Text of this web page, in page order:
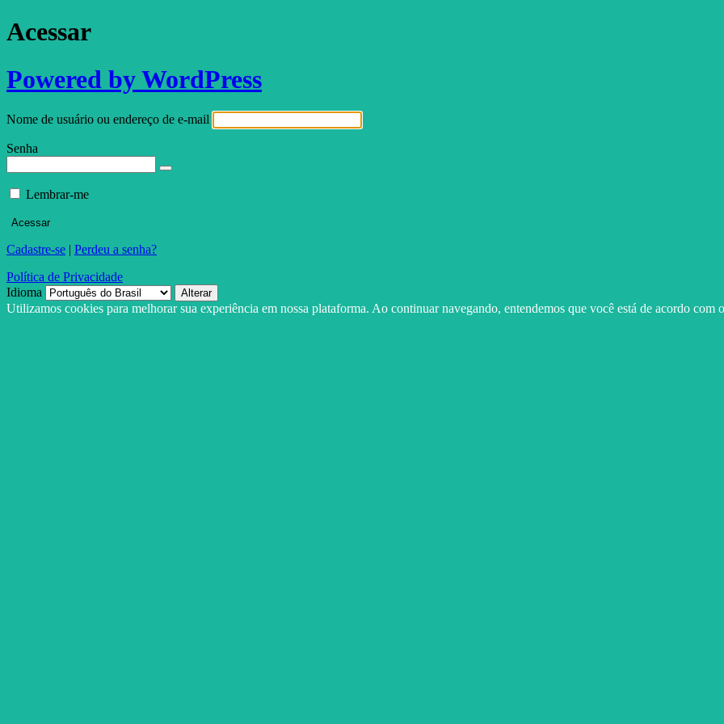
Acessar
Powered by WordPress
Nome de usuário ou endereço de e-mail
Senha
Lembrar-me
Cadastre-se | Perdeu a senha?
Política de Privacidade
Idioma
Utilizamos cookies para melhorar sua experiência em nossa plataforma. Ao continuar navegando, entendemos que você está de acordo com